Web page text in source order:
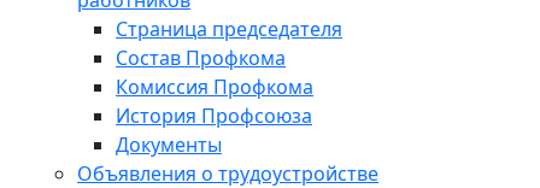
Страница председателя
Состав Профкома
Комиссия Профкома
История Профсоюза
Документы
Объявления о трудоустройстве